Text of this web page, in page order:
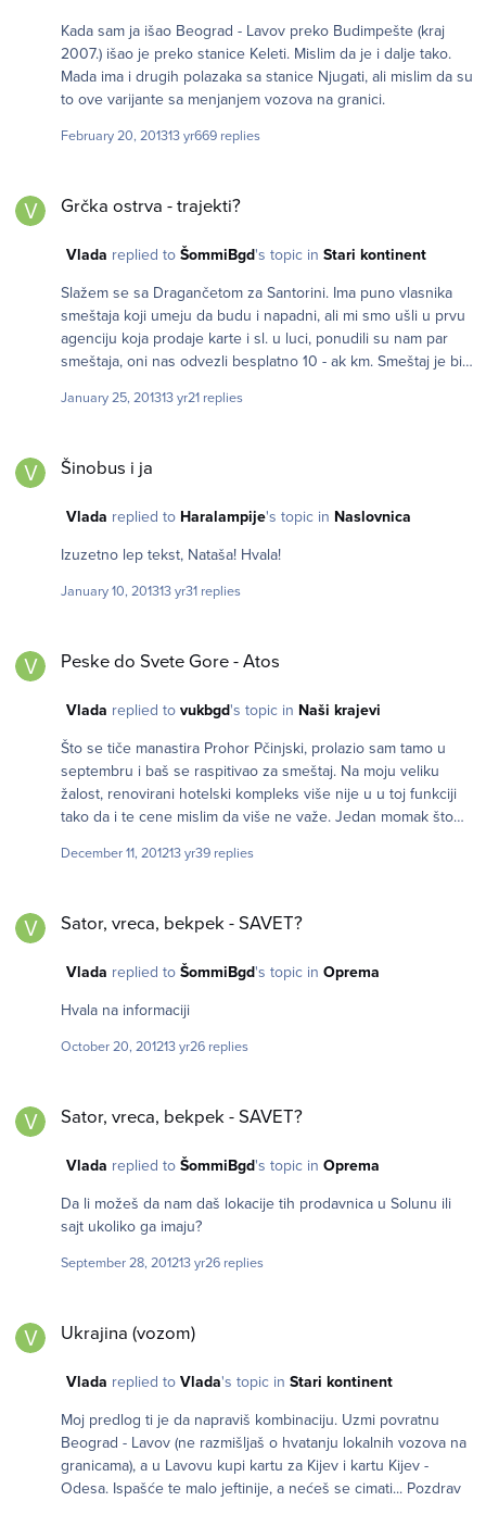
potrebno. Pozdrav svima...
Kada sam ja išao Beograd - Lavov preko Budimpešte (kraj
2007.) išao je preko stanice Keleti. Mislim da je i dalje tako.
Mada ima i drugih polazaka sa stanice Njugati, ali mislim da su
to ove varijante sa menjanjem vozova na granici.
February 20, 201313 yr669 replies
Grčka ostrva - trajekti?
Vlada replied to ŠommiBgd's topic in Stari kontinent
Slažem se sa Dragančetom za Santorini. Ima puno vlasnika
smeštaja koji umeju da budu i napadni, ali mi smo ušli u prvu
agenciju koja prodaje karte i sl. u luci, ponudili su nam par
smeštaja, oni nas odvezli besplatno 10 - ak km. Smeštaj je bio
jula 2008. Pozdrav!
January 25, 201313 yr21 replies
Šinobus i ja
Vlada replied to Haralampije's topic in Naslovnica
Izuzetno lep tekst, Nataša! Hvala!
January 10, 201313 yr31 replies
Peske do Svete Gore - Atos
Vlada replied to vukbgd's topic in Naši krajevi
Što se tiče manastira Prohor Pčinjski, prolazio sam tamo u
septembru i baš se raspitivao za smeštaj. Na moju veliku
žalost, renovirani hotelski kompleks više nije u u toj funkciji
tako da i te cene mislim da više ne važe. Jedan momak što
treba da se zatraži od igumana manastira i dao mi njegov broj
se da će ove informacije biti od pomoći
December 11, 201213 yr39 replies
Sator, vreca, bekpek - SAVET?
Vlada replied to ŠommiBgd's topic in Oprema
Hvala na informaciji
October 20, 201213 yr26 replies
Sator, vreca, bekpek - SAVET?
Vlada replied to ŠommiBgd's topic in Oprema
Da li možeš da nam daš lokacije tih prodavnica u Solunu ili
sajt ukoliko ga imaju?
September 28, 201213 yr26 replies
Ukrajina (vozom)
Vlada replied to Vlada's topic in Stari kontinent
Moj predlog ti je da napraviš kombinaciju. Uzmi povratnu
Beograd - Lavov (ne razmišljaš o hvatanju lokalnih vozova na
granicama), a u Lavovu kupi kartu za Kijev i kartu Kijev -
Odesa. Ispašće te malo jeftinije, a nećeš se cimati... Pozdrav